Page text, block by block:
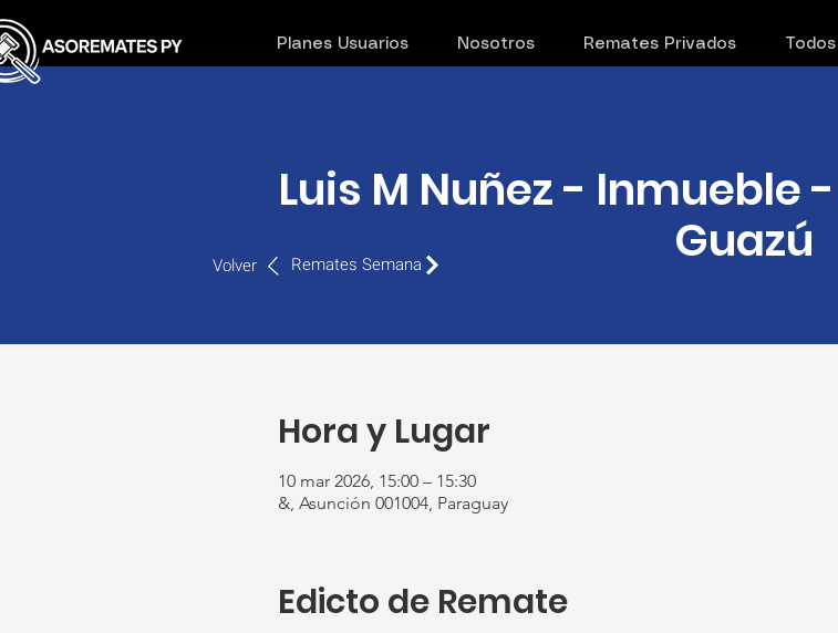
Planes Usuarios Nosotros Remates Privados
Luis M Nuñez - Inmueble
Guazú
Hora y Lugar
10 mar 2026, 15:00 – 15:30
&, Asunción 001004, Paraguay
Edicto de Remate
Remates Semana
Volver